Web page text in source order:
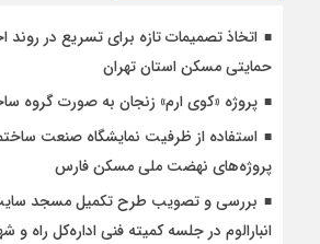
اتخاذ تصمیمات تازه برای تسریع در روند
حمایتی مسکن استان تهران
پروژه «کوی ارم» زنجان به صورت گروه
استفاده از ظرفیت نمایشگاه صنعت
پروژه‌های نهضت ملی مسکن فارس
بررسی و تصویب طرح تکمیل مسجد
انبارالوم در جلسه کمیته فنی اداره‌کل راه